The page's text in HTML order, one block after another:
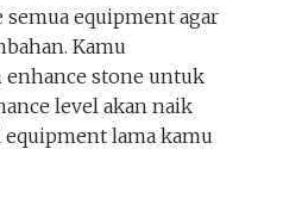
equipment agar
Kamu
stone untuk
level akan naik
lama kamu